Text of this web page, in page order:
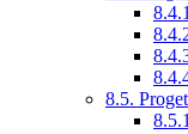
8.5.